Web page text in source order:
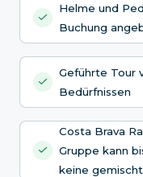
Helme und
Buchung
Geführte Tour
Bedürfnissen
Costa Brava
Gruppe kann
keine